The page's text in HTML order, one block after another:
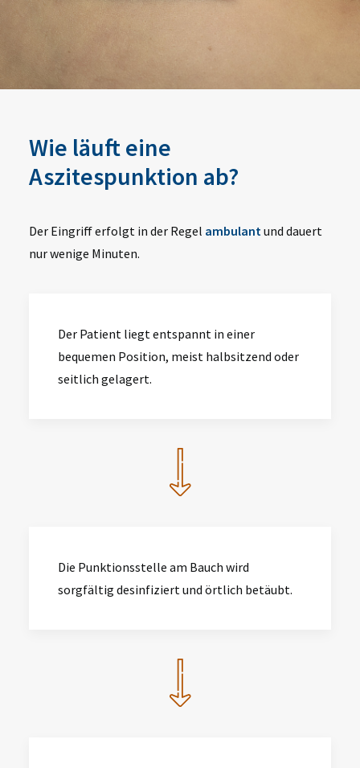
Wie läuft eine
Aszitespunktion ab?
Der Eingriff erfolgt in der Regel ambulantund dauert
nur wenige Minuten.
Der Patient liegt entspannt in einer
bequemen Position, meist halbsitzend oder
seitlich gelagert.
Die Punktionsstelle am Bauch wird
sorgfältig desinfiziert und örtlich betäubt.